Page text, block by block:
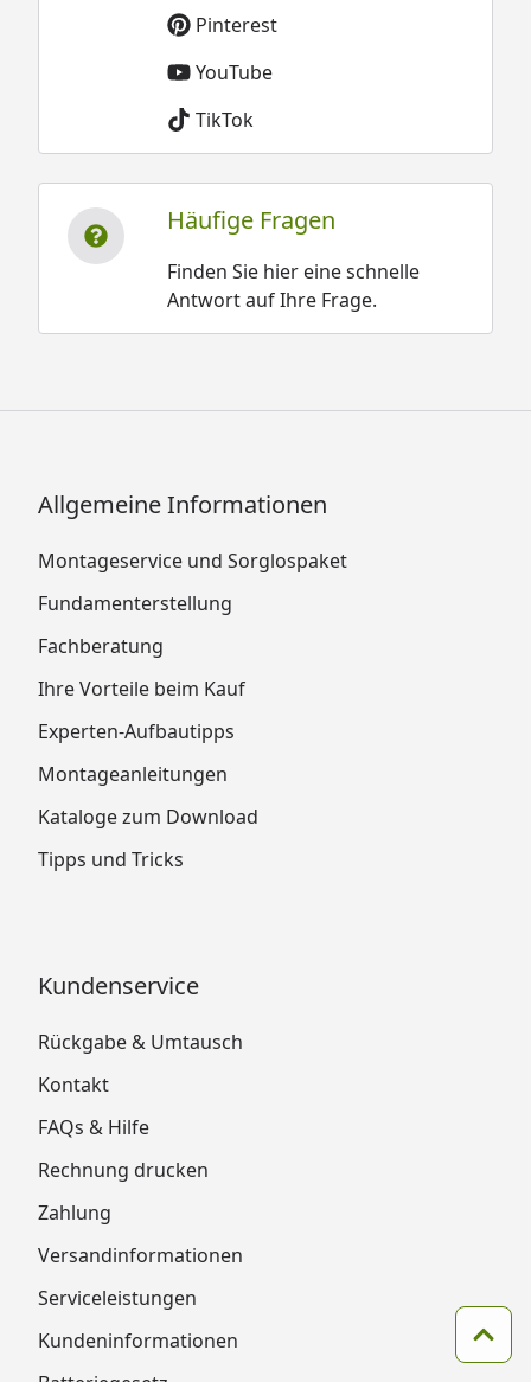
Pinterest
YouTube
TikTok
Häufige Fragen
Finden Sie hier eine schnelle
Antwort auf Ihre Frage.
Allgemeine Informationen
Montageservice und Sorglospaket
Fundamenterstellung
Fachberatung
Ihre Vorteile beim Kauf
Experten-Aufbautipps
Montageanleitungen
Kataloge zum Download
Tipps und Tricks
Kundenservice
Rückgabe & Umtausch
Kontakt
FAQs & Hilfe
Rechnung drucken
Zahlung
Versandinformationen
Serviceleistungen
Kundeninformationen